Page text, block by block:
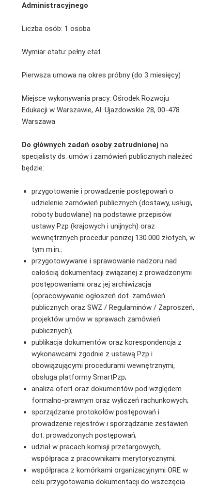
Administracyjnego
Liczba osób: 1 osoba
Wymiar etatu: pełny etat
Pierwsza umowa na okres próbny (do 3 miesięcy)
Miejsce wykonywania pracy: Ośrodek Rozwoju
Edukacji w Warszawie, Al. Ujazdowskie 28, 00-478
Warszawa
Do głównych zadań osoby zatrudnionej na
specjalisty ds. umów i zamówień publicznych należeć
będzie:
przygotowanie i prowadzenie postępowań o
udzielenie zamówień publicznych (dostawy, usługi,
roboty budowlane) na podstawie przepisów
ustawy Pzp (krajowych i unijnych) oraz
wewnętrznych procedur poniżej 130.000 złotych, w
tym m.in.:
przygotowywanie i sprawowanie nadzoru nad
całością dokumentacji związanej z prowadzonymi
postępowaniami oraz jej archiwizacja
(opracowywanie ogłoszeń dot. zamówień
publicznych oraz SWZ / Regulaminów / Zaproszeń,
projektów umów w sprawach zamówień
publicznych);
publikacja dokumentów oraz korespondencja z
wykonawcami zgodnie z ustawą Pzp i
obowiązującymi procedurami wewnętrznymi,
obsługa platformy SmartPzp;
analiza ofert oraz dokumentów pod względem
formalno-prawnym oraz wyliczeń rachunkowych;
sporządzanie protokołów postępowań i
prowadzenie rejestrów i sporządzanie zestawień
dot. prowadzonych postępowań;
udział w pracach komisji przetargowych,
współpraca z pracownikami merytorycznymi;
współpraca z komórkami organizacyjnymi ORE w
celu przygotowania dokumentacji do wszczęcia